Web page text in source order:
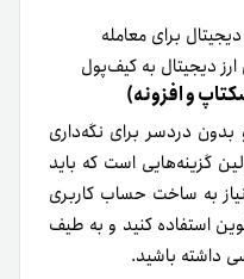
برای معامله
دیجیتال به کیف‌‌پول
دردسر برای نگه‌داری
گزینه‌هایی است که باید
به ساخت حساب کاربری
استفاده کنید و به طیف
داشته باشید.